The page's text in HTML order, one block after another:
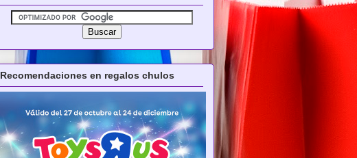
Recomendaciones en regalos chulos